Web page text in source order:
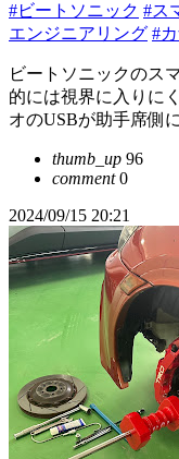
#ビートソニック #ス
エンジニアリング #
ビートソニックのス
的には視界に入りに
オのUSBが助手席側
thumb_up 96
comment0
2024/09/15 20:21